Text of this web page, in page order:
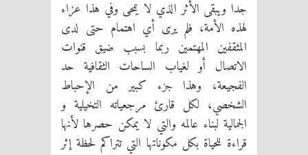
جدا ويبقى الأثر الذي لا يمحى وفي هذا عزاء
لهذه الأمة، فلم يرى أي اهتمام حتى لدى
المثقفين المهتمين ربما بسبب ضيق قنوات
الاتصال أو لغياب الساحات الثقافية حد
الفجيعة، وهذا جزء كبير من الإحباط
الشخصي، لكل قارئ مرجعياته التخيلية و
الجمالية لبناء عالمه والتي لا يمكن حصرها لأنها
قراءة للحياة بكل مكوناتها التي تتراكم لحظة إثر